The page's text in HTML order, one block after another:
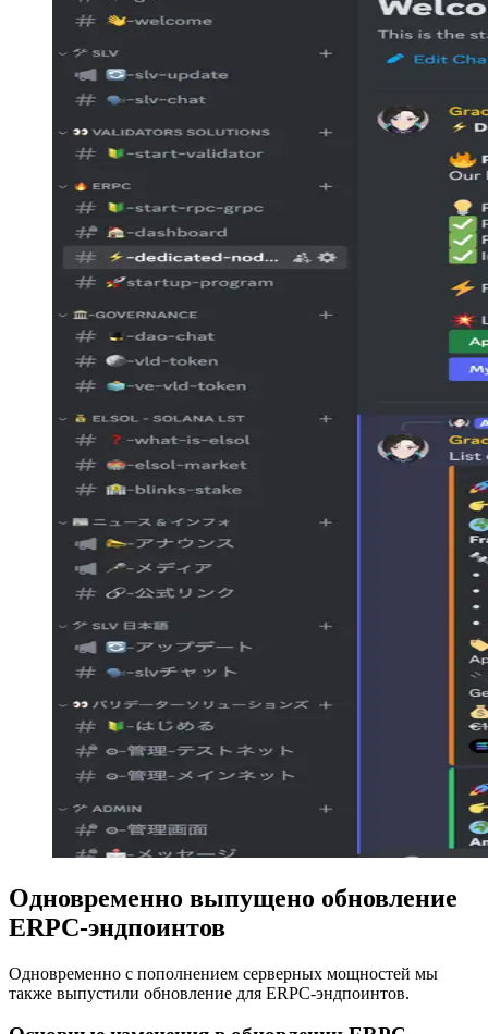
Одновременно выпущено обновление
ERPC-эндпоинтов
Одновременно с пополнением серверных мощностей мы
также выпустили обновление для ERPC-эндпоинтов.